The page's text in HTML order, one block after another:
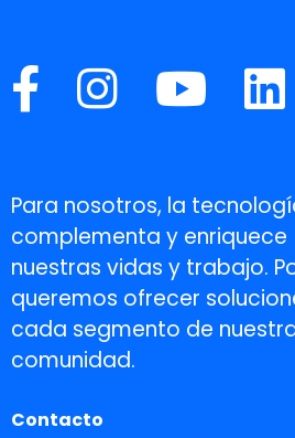
Para nosotros, la
complementa y enriquece
nuestras vidas y trabajo.
queremos ofrecer
cada segmento de
comunidad.
Contacto